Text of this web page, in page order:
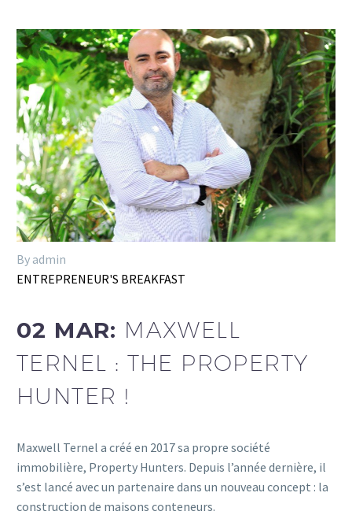
By admin
ENTREPRENEUR'S BREAKFAST
02 MAR: MAXWELL
TERNEL : THE PROPERTY
HUNTER !
Maxwell Ternel a créé en 2017 sa propre société
immobilière, Property Hunters. Depuis l’année dernière, il
s’est lancé avec un partenaire dans un nouveau concept : la
construction de maisons conteneurs.